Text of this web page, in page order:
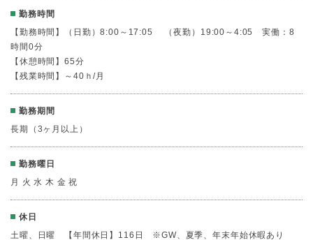
勤務時間
【勤務時間】（日勤）8:00～17:05 （夜勤）19:00～4:05 実働：8
時間0分
【休憩時間】65分
【残業時間】～40ｈ/月
勤務期間
長期（3ヶ月以上）
勤務曜日
月 火 水 木 金 祝
休日
土曜、日曜 【年間休日】116日 ※GW、夏季、年末年始休暇あり